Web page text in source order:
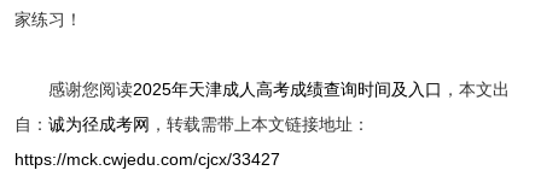
家练习！
感谢您阅读2025年天津成人高考成绩查询时间及入口 ，本文出
自： 诚为径成考网 ，转载需带上本文链接地址：
https://mck.cwjedu.com/cjcx/33427